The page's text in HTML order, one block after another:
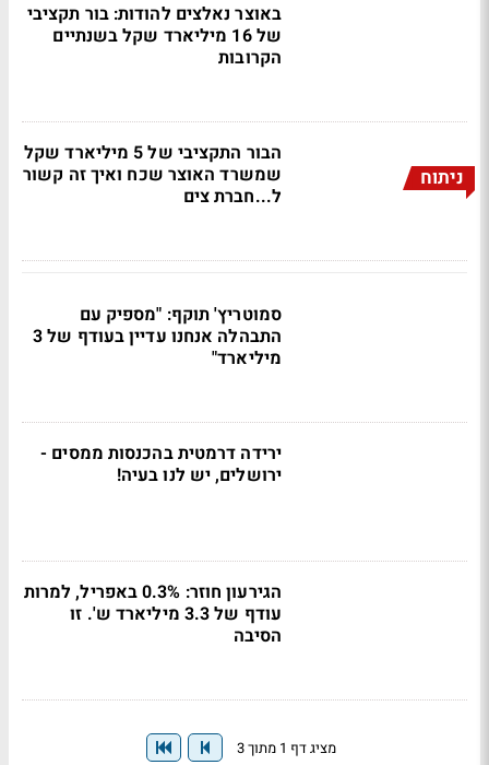
באוצר נאלצים להודות: בור תקציבי
של 16 מיליארד שקל בשנתיים
הקרובות
ניתוח
הבור התקציבי של 5 מיליארד שקל
שמשרד האוצר שכח ואיך זה קשור
ל...חברת צים
סמוטריץ' תוקף: "מספיק עם
התבהלה אנחנו עדיין בעודף של 3
מיליארד"
ירידה דרמטית בהכנסות ממסים -
ירושלים, יש לנו בעיה!
הגירעון חוזר: 0.3% באפריל, למרות
עודף של 3.3 מיליארד ש'. זו
הסיבה
מציג דף 1 מתוך 3